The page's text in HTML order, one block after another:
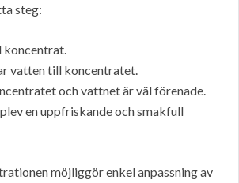
steg:
koncentrat.
vatten till koncentratet.
och vattnet är väl förenade.
en uppfriskande och smakfull
möjliggör enkel anpassning av